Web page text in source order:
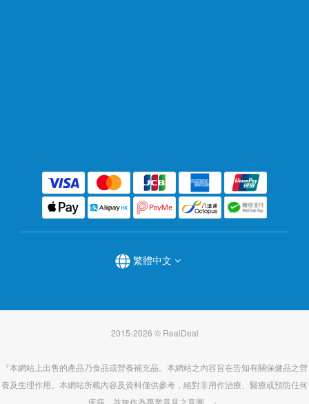
繁體中文
2015-2026 © RealDeal
『本網站上出售的產品乃食品或營養補充品。本網站之內容旨在告知有關保健品之營
養及生理作用。本網站所載內容及資料僅供參考，絕對非用作治療、醫療或預防任何